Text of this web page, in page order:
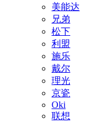
美能达
兄弟
松下
利盟
施乐
戴尔
理光
京瓷
Oki
联想